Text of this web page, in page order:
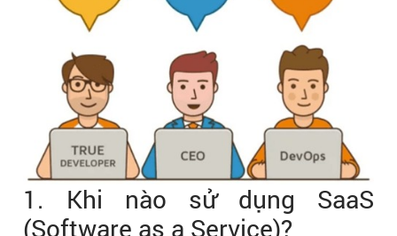
1. Khi nào sử dụng SaaS
(Software as a Service)?